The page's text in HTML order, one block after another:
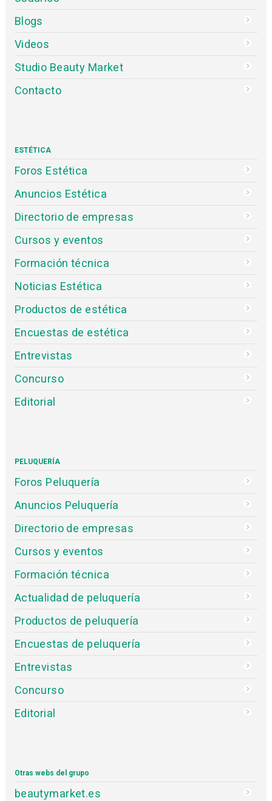
Blogs
Videos
Studio Beauty Market
Contacto
ESTÉTICA
Foros Estética
Anuncios Estética
Directorio de empresas
Cursos y eventos
Formación técnica
Noticias Estética
Productos de estética
Encuestas de estética
Entrevistas
Concurso
Editorial
PELUQUERÍA
Foros Peluquería
Anuncios Peluquería
Directorio de empresas
Cursos y eventos
Formación técnica
Actualidad de peluquería
Productos de peluquería
Encuestas de peluquería
Entrevistas
Concurso
Editorial
Otras webs del grupo
beautymarket.es